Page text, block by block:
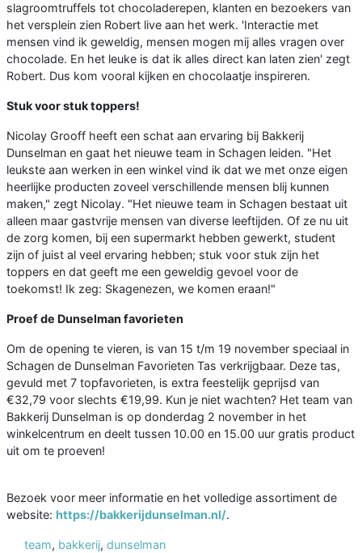
slagroomtruffels tot chocoladerepen, klanten en bezoekers van
het versplein zien Robert live aan het werk. 'Interactie met
mensen vind ik geweldig, mensen mogen mij alles vragen over
chocolade. En het leuke is dat ik alles direct kan laten zien' zegt
Robert. Dus kom vooral kijken en chocolaatje inspireren.
Stuk voor stuk toppers!
Nicolay Grooff heeft een schat aan ervaring bij Bakkerij
Dunselman en gaat het nieuwe team in Schagen leiden. "Het
leukste aan werken in een winkel vind ik dat we met onze eigen
heerlijke producten zoveel verschillende mensen blij kunnen
maken," zegt Nicolay. "Het nieuwe team in Schagen bestaat uit
alleen maar gastvrije mensen van diverse leeftijden. Of ze nu uit
de zorg komen, bij een supermarkt hebben gewerkt, student
zijn of juist al veel ervaring hebben; stuk voor stuk zijn het
toppers en dat geeft me een geweldig gevoel voor de
toekomst! Ik zeg: Skagenezen, we komen eraan!"
Proef de Dunselman favorieten
Om de opening te vieren, is van 15 t/m 19 november speciaal in
Schagen de Dunselman Favorieten Tas verkrijgbaar. Deze tas,
gevuld met 7 topfavorieten, is extra feestelijk geprijsd van
€32,79 voor slechts €19,99. Kun je niet wachten? Het team van
Bakkerij Dunselman is op donderdag 2 november in het
winkelcentrum en deelt tussen 10.00 en 15.00 uur gratis product
uit om te proeven!
Bezoek voor meer informatie en het volledige assortiment de
website: https://bakkerijdunselman.nl/.
team, bakkerij, dunselman